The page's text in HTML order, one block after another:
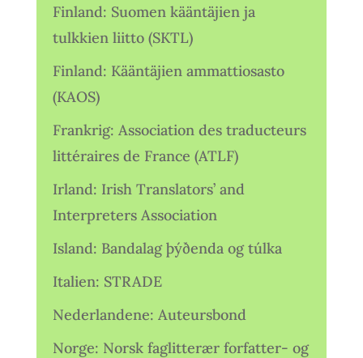
Finland: Suomen kääntäjien ja
tulkkien liitto (SKTL)
Finland: Kääntäjien ammattiosasto
(KAOS)
Frankrig: Association des traducteurs
littéraires de France (ATLF)
Irland: Irish Translators’ and
Interpreters Association
Island: Bandalag þýðenda og túlka
Italien: STRADE
Nederlandene: Auteursbond
Norge: Norsk faglitterær forfatter- og